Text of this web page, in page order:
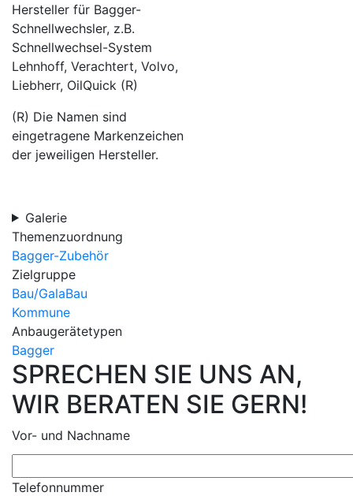
Hersteller für Bagger-
Schnellwechsler, z.B.
Schnellwechsel-System
Lehnhoff, Verachtert, Volvo,
Liebherr, OilQuick (R)
(R) Die Namen sind
eingetragene Markenzeichen
der jeweiligen Hersteller.
Galerie
Themenzuordnung
Bagger-Zubehör
Zielgruppe
Bau/GalaBau
Kommune
Anbaugerätetypen
Bagger
SPRECHEN SIE UNS AN,
WIR BERATEN SIE GERN!
Vor- und Nachname
Telefonnummer